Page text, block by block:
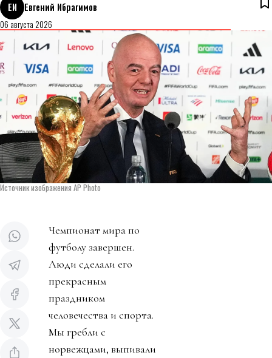
ЕИ
Евгений Ибрагимов
06 августа 2026
Источник изображения AP Photo
Чемпионат мира по
футболу завершен.
Люди сделали его
прекрасным
праздником
человечества и спорта.
Мы гребли с
норвежцами, выпивали